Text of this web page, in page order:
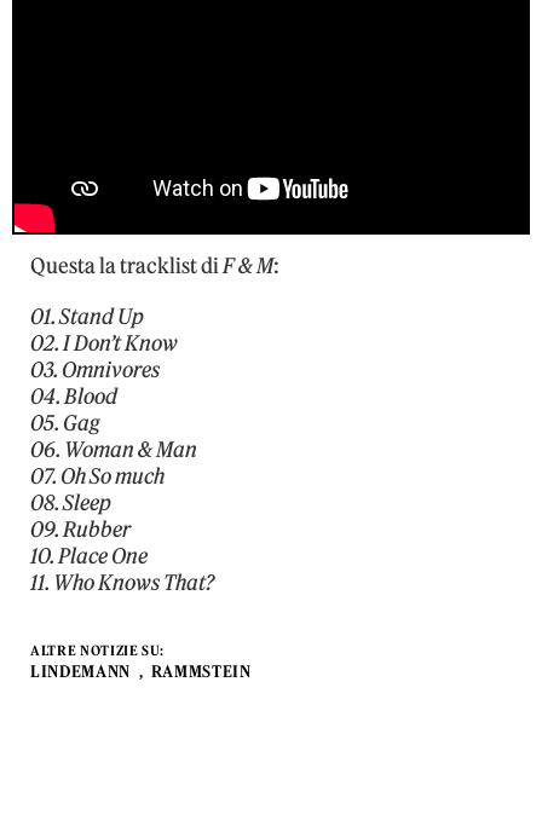
Questa la tracklist diF & M:
01. Stand Up
02. I Don’t Know
03. Omnivores
04. Blood
05. Gag
06. Woman & Man
07. Oh So much
08. Sleep
09. Rubber
10. Place One
11. Who Knows That?
ALTRE NOTIZIE SU:
LINDEMANN RAMMSTEIN